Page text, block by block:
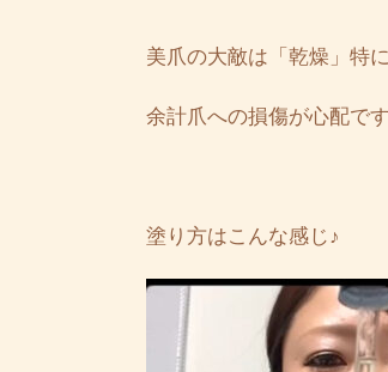
美爪の大敵は「乾燥」特
余計爪への損傷が心配です
塗り方はこんな感じ♪